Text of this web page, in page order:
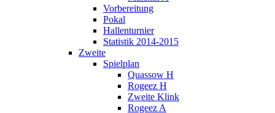
Vorbereitung
Pokal
Hallenturnier
Statistik 2014-2015
Zweite
Spielplan
Quassow H
Rogeez H
Zweite Klink
Rogeez A